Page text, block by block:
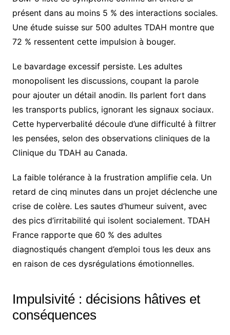
présent dans au moins 5 % des interactions sociales.
Une étude suisse sur 500 adultes TDAH montre que
72 % ressentent cette impulsion à bouger.
Le bavardage excessif persiste. Les adultes
monopolisent les discussions, coupant la parole
pour ajouter un détail anodin. Ils parlent fort dans
les transports publics, ignorant les signaux sociaux.
Cette hyperverbalité découle d’une difficulté à filtrer
les pensées, selon des observations cliniques de la
Clinique du TDAH au Canada.
La faible tolérance à la frustration amplifie cela. Un
retard de cinq minutes dans un projet déclenche une
crise de colère. Les sautes d’humeur suivent, avec
des pics d’irritabilité qui isolent socialement. TDAH
France rapporte que 60 % des adultes
diagnostiqués changent d’emploi tous les deux ans
en raison de ces dysrégulations émotionnelles.
Impulsivité : décisions hâtives et
conséquences